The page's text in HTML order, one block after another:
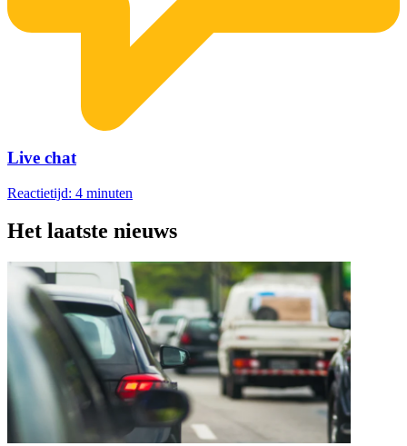
Live chat
Reactietijd: 4 minuten
Het laatste nieuws